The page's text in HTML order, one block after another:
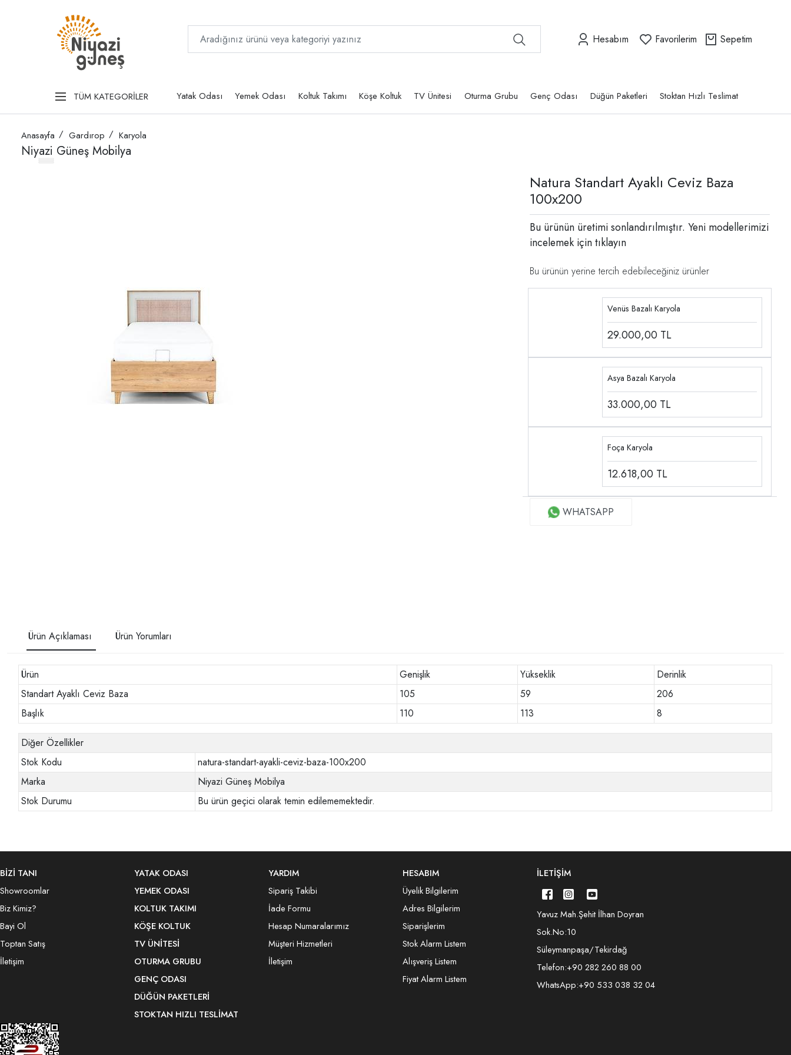
Hesabım Favorilerim Sepetim
TÜM KATEGORİLER Yatak Odası Yemek Odası Koltuk Takımı Köşe Koltuk TV Ünitesi Oturma Grubu Genç Odası Düğün Paketleri Stoktan Hızlı Teslimat
Anasayfa Gardırop Karyola
Niyazi Güneş Mobilya
Natura Standart Ayaklı Ceviz Baza
100x200
Bu ürünün üretimi sonlandırılmıştır. Yeni modellerimizi
incelemek içintıklayın
Bu ürünün yerine tercih edebileceğiniz ürünler
Venüs Bazalı Karyola
29.000,00 TL
Asya Bazalı Karyola
33.000,00 TL
Foça Karyola
12.618,00 TL
WHATSAPP
Ürün Açıklaması Ürün Yorumları
Ürün Genişlik Yükseklik
Derinlik
Standart Ayaklı Ceviz Baza
105 59
206
Başlık
110 113 8
Diğer Özellikler
Stok Kodu
natura-standart-ayakli-ceviz-baza-100x200
Marka
Niyazi Güneş Mobilya
Stok Durumu
Bu ürün geçici olarak temin edilememektedir.
BİZİ TANI
Showroomlar
Biz Kimiz?
Bayi Ol
Toptan Satış
İletişim
YATAK ODASI
YEMEK ODASI
KOLTUK TAKIMI
KÖŞE KOLTUK
TV ÜNITESI
OTURMA GRUBU
GENÇ ODASI
DÜĞÜN PAKETLERI
STOKTAN HIZLI TESLIMAT
YARDIM
Sipariş Takibi
İade Formu
Hesap Numaralarımız
Müşteri Hizmetleri
İletişim
HESABIM
Üyelik Bilgilerim
Adres Bilgilerim
Siparişlerim
Stok Alarm Listem
Alışveriş Listem
Fiyat Alarm Listem
İLETIŞIM
Yavuz Mah.Şehit İlhan Doyran
Sok.No:10
Süleymanpaşa/Tekirdağ
Telefon:+90 282 260 88 00
WhatsApp:+90 533 038 32 04